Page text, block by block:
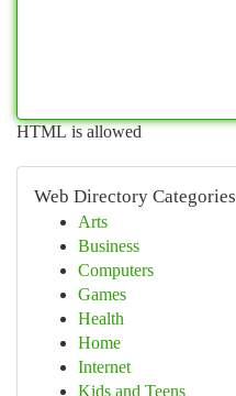
HTML is allowed
Web Directory Categories
Arts
Business
Computers
Games
Health
Home
Internet
Kids and Teens